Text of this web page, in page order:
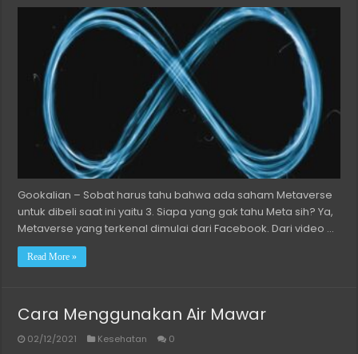
Gookalian – Sobat harus tahu bahwa ada saham Metaverse
untuk dibeli saat ini yaitu 3. Siapa yang gak tahu Meta sih? Ya,
Metaverse yang terkenal dimulai dari Facebook. Dari video …
Read More »
Cara Menggunakan Air Mawar
02/12/2021 Kesehatan 0